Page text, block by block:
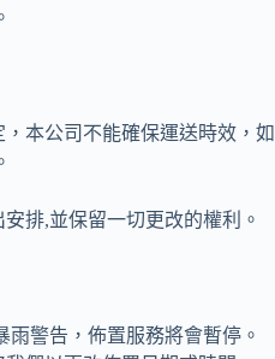
本公司不能確保運送時效，如
排,並保留一切更改的權利。
警告，佈置服務將會暫停。